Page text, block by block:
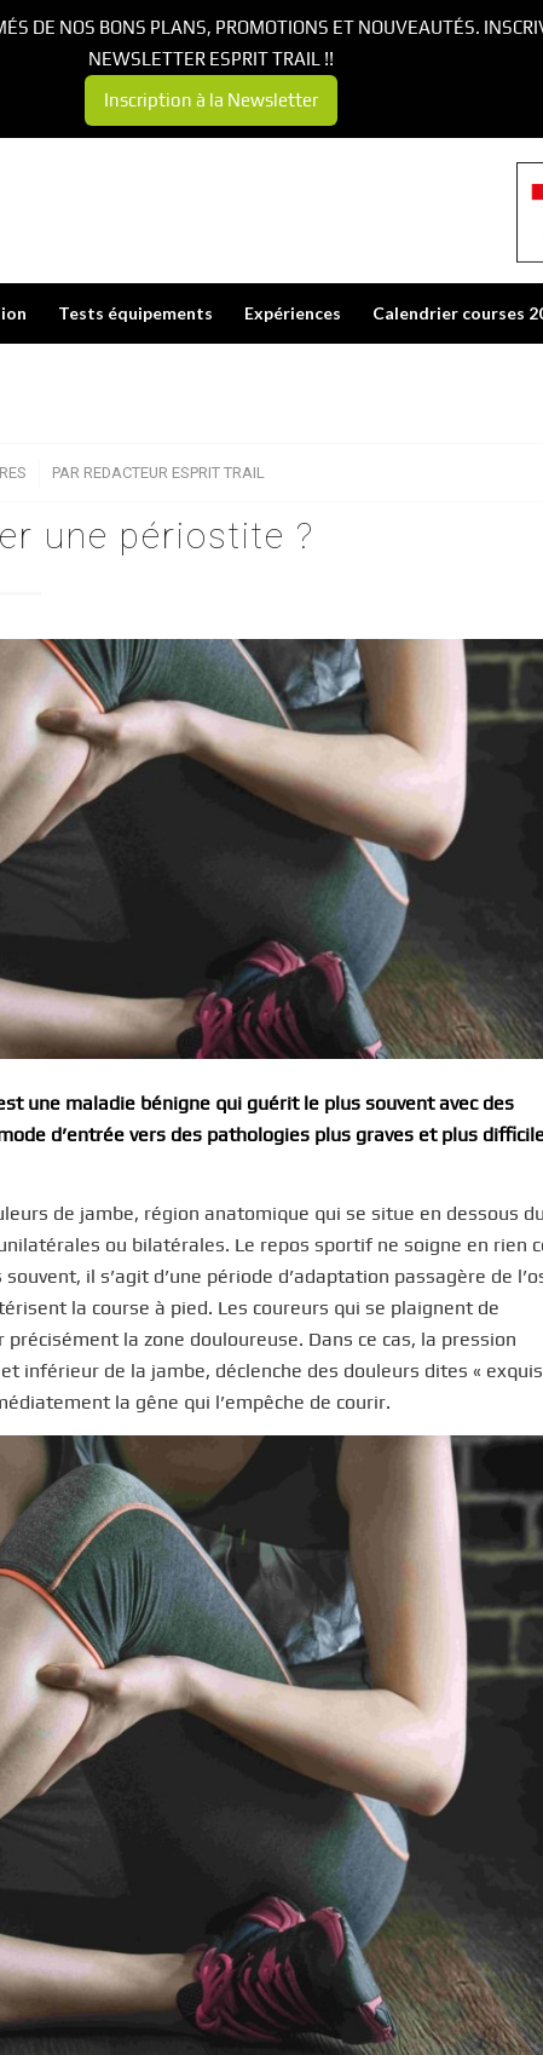
Tests équipements Expériences Calendrier courses
PAR REDACTEUR ESPRIT TRAIL
une périostite ?
une maladie bénigne qui guérit le plus souvent avec des
d’entrée vers des pathologies plus graves et plus
de jambe, région anatomique qui se situe en dessous du
ou bilatérales. Le repos sportif ne soigne en rien
il s’agit d’une période d’adaptation passagère de
la course à pied. Les coureurs qui se plaignent de
la zone douloureuse. Dans ce cas, la pression
inférieur de la jambe, déclenche des douleurs dites «
la gêne qui l’empêche de courir.
DE NOS BONS PLANS, PROMOTIONS ET NOUVEAUTÉS.
NEWSLETTER ESPRIT TRAIL !!
Inscription à la Newsletter